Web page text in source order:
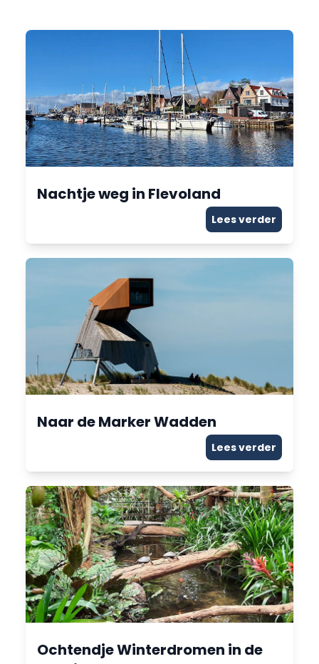
Nachtje weg in Flevoland
Lees verder
Naar de Marker Wadden
Lees verder
Ochtendje Winterdromen in de